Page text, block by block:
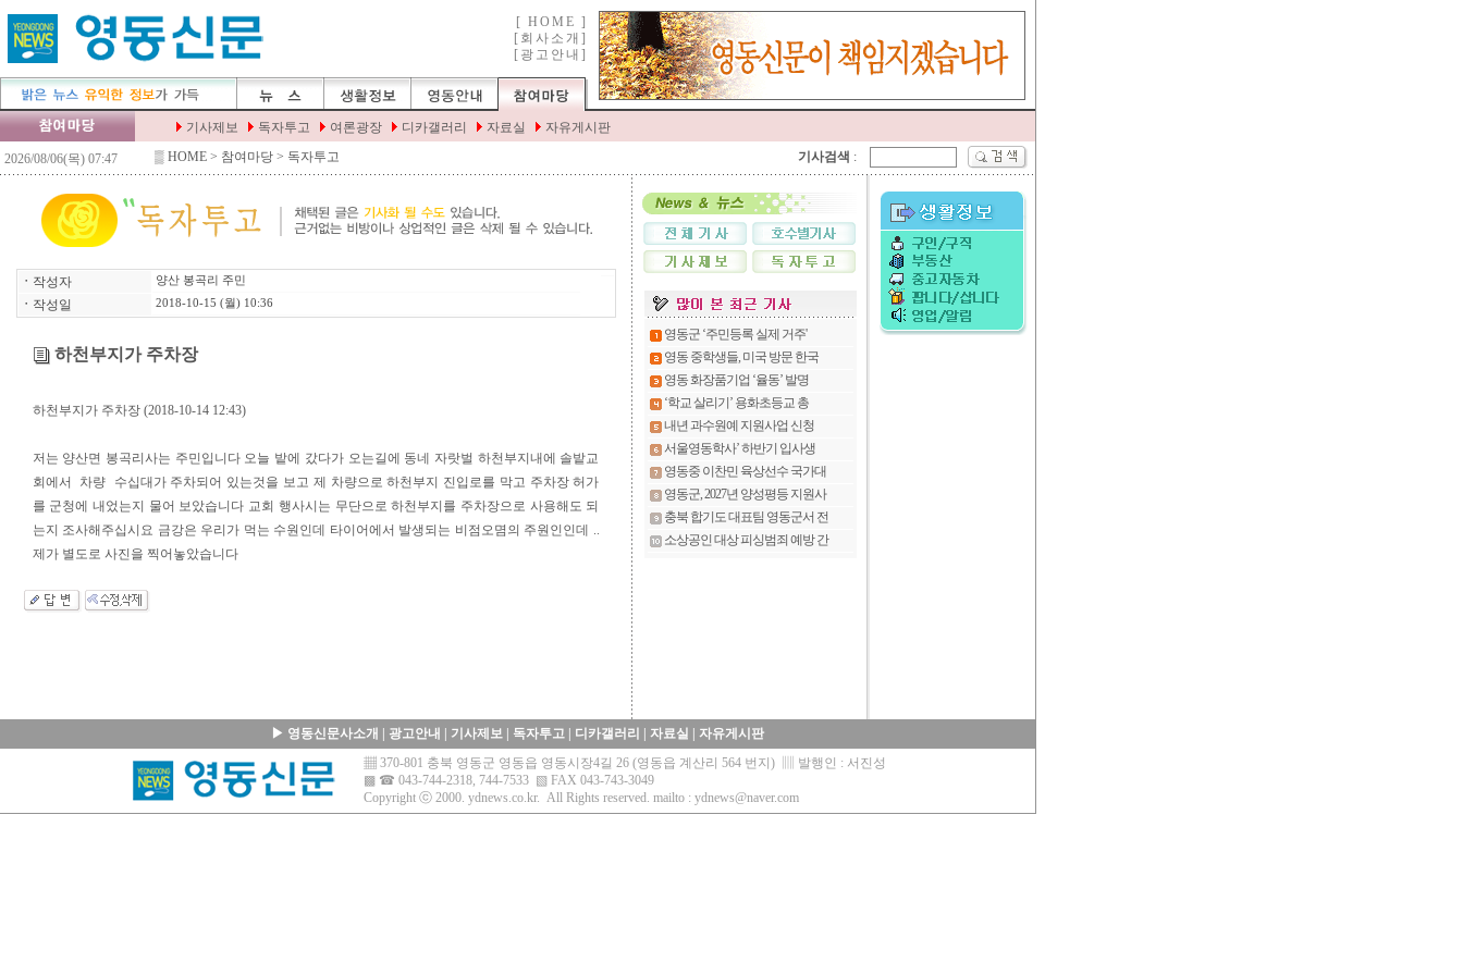
▒ HOME > 참여마당 > 독자투고 기사검색 :
ㆍ 작성자 양산 봉곡리 주민
ㆍ 작성일 2018-10-15 (월) 10:36
하천부지가 주차장
하천부지가 주차장 (2018-10-14 12:43)
저는 양산면 봉곡리사는 주민입니다 오늘 밭에 갔다가 오는길에 동네 자랏벌 하천부지내에 솔밭교
회에서 차량 수십대가 주차되어 있는것을 보고 제 차량으로 하천부지 진입로를 막고 주차장 허가
를 군청에 내었는지 물어 보았습니다 교회 행사시는 무단으로 하천부지를 주차장으로 사용해도 되
는지 조사해주십시요 금강은 우리가 먹는 수원인데 타이어에서 발생되는 비점오몀의 주원인인데 ..
제가 별도로 사진을 찍어놓았습니다
▶ 영동신문사소개 광고안내 기사제보 독자투고 디카갤러리 자료실
자유게시판
▦ 370-801 충북 영동군 영동읍 영동시장4길 26 (영동읍 계산리 564 번지) ▥ 발행인 : 서진성
▩ ☎ 043-744-2318, 744-7533 ▧ FAX 043-743-3049
Copyright ⓒ 2000. ydnews.co.kr. All Rights reserved. mailto : ydnews@naver.com